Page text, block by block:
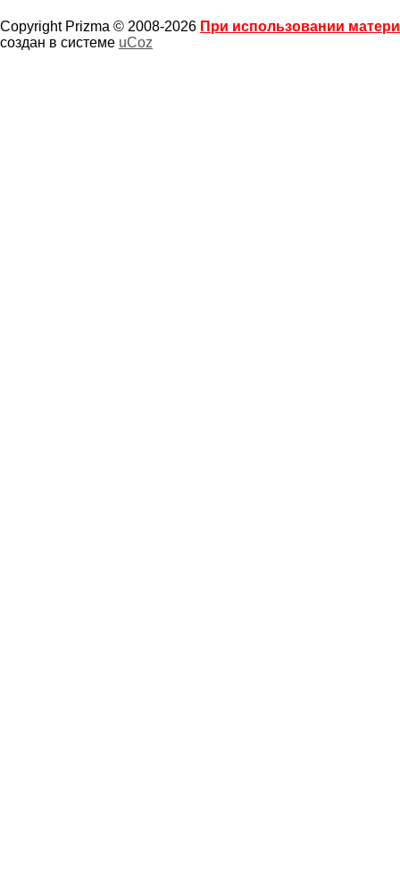
Copyright Prizma © 2008-2026 При использовании
создан в системе uCoz